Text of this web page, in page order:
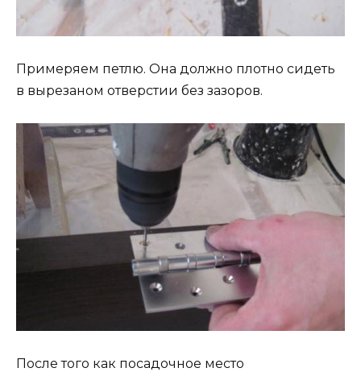
Примеряем петлю. Она должно плотно сидеть
в вырезаном отверстии без зазоров.
После того как посадочное место